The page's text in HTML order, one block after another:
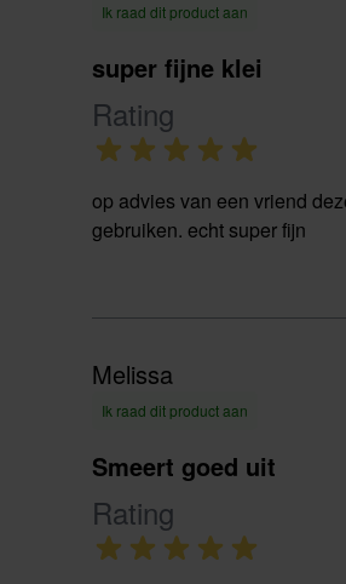
Ik raad dit product aan
super fijne klei
Rating
op advies van een vriend
gebruiken. echt super fijn
Melissa
Ik raad dit product aan
Smeert goed uit
Rating